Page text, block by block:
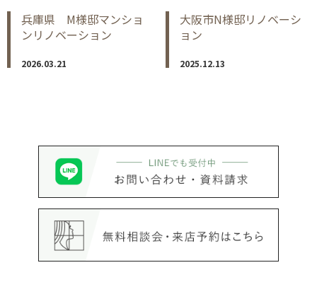
兵庫県 M様邸マンショ
ンリノベーション
2026.03.21
大阪市N様邸リノベーシ
ョン
2025.12.13